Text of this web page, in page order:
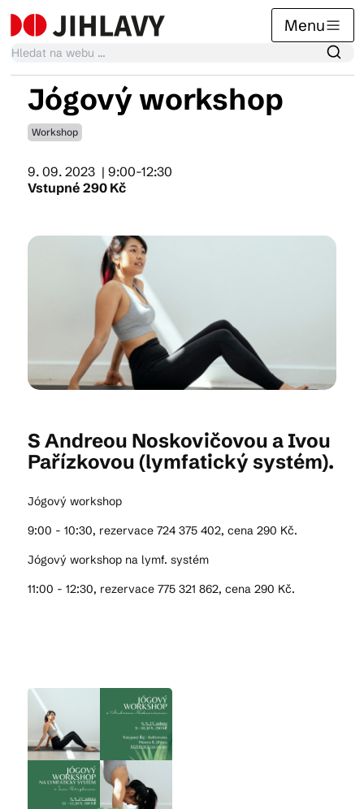
Menu
Kalendář akcí
Tradiční akce
Články
Praktické info
© 2026 Brána Jihlavy
Jógový workshop
Workshop
9. 09. 2023 | 9:00-12:30
Vstupné 290 Kč
S Andreou Noskovičovou a Ivou
Pařízkovou (lymfatický systém).
Jógový workshop
9:00 - 10:30, rezervace 724 375 402, cena 290 Kč.
Jógový workshop na lymf. systém
11:00 - 12:30, rezervace 775 321 862, cena 290 Kč.